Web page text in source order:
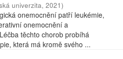
univerzita, 2021)
onemocnění patří leukémie,
onemocnění a
těchto chorob probíhá
která má kromě svého ...